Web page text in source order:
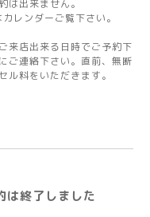
出来ません。
レンダーご覧下さい。
来店出来る日時でご予約下
ご連絡下さい。直前、無断
ル料をいただきます。
終了しました